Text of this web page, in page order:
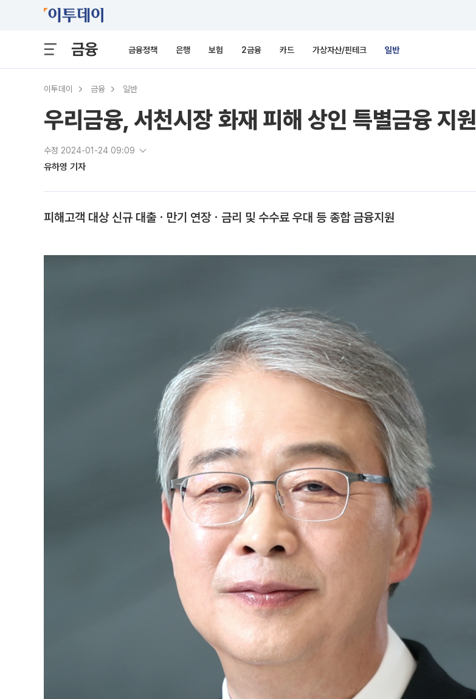
금융 금융정책 은행 보험 2금융 카드 가상자산/핀테크 일반
이투데이 금융 일반
우리금융, 서천시장 화재 피해 상인 특별금융 지원
수정 2024-01-24 09:09
유하영 기자
피해고객 대상 신규 대출ㆍ만기 연장ㆍ금리 및 수수료 우대 등 종합 금융지원